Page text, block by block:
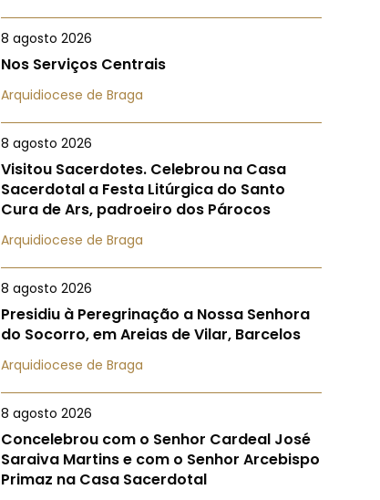
8 agosto 2026
Nos Serviços Centrais
Arquidiocese de Braga
8 agosto 2026
Visitou Sacerdotes. Celebrou na Casa
Sacerdotal a Festa Litúrgica do Santo
Cura de Ars, padroeiro dos Párocos
Arquidiocese de Braga
8 agosto 2026
Presidiu à Peregrinação a Nossa Senhora
do Socorro, em Areias de Vilar, Barcelos
Arquidiocese de Braga
8 agosto 2026
Concelebrou com o Senhor Cardeal José
Saraiva Martins e com o Senhor Arcebispo
Primaz na Casa Sacerdotal